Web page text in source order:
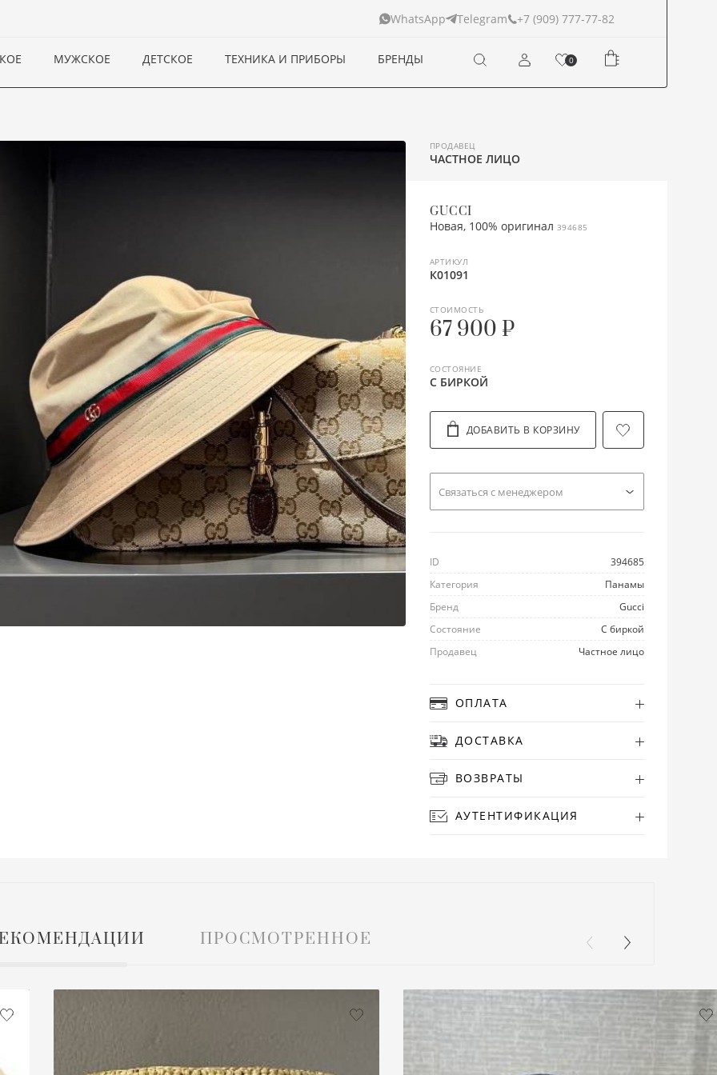
WhatsApp Telegram +7 (909) 777-77-82
МУЖСКОЕ ДЕТСКОЕ ТЕХНИКА И ПРИБОРЫ БРЕНДЫ 0
GUCCI
Новая, 100% оригинал 394685
ПРОДАВЕЦ
ЧАСТНОЕ ЛИЦО
АРТИКУЛ
К01091
СТОИМОСТЬ
67 900 ₽
СОСТОЯНИЕ
С БИРКОЙ
ДОБАВИТЬ В КОРЗИНУ
Cвязаться с менеджером
ID
394685
Категория
Панамы
Бренд
Gucci
Состояние
С биркой
Продавец
Частное лицо
ОПЛАТА
ДОСТАВКА
ВОЗВРАТЫ
АУТЕНТИФИКАЦИЯ
ПРОСМОТРЕННОЕ